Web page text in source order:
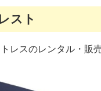
スト
レスのレンタル・販